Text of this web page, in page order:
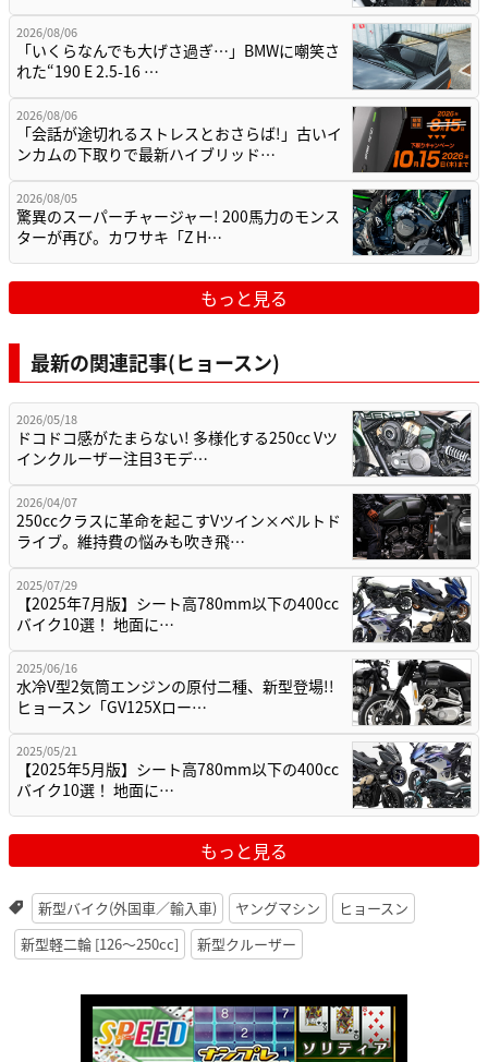
2026/08/06
「いくらなんでも大げさ過ぎ…」BMWに嘲笑さ
れた“190 E 2.5-16 …
2026/08/06
「会話が途切れるストレスとおさらば!」古いイ
ンカムの下取りで最新ハイブリッド…
2026/08/05
驚異のスーパーチャージャー! 200馬力のモンス
ターが再び。カワサキ「Z H…
もっと見る
最新の関連記事(ヒョースン)
2026/05/18
ドコドコ感がたまらない! 多様化する250cc Vツ
インクルーザー注目3モデ…
2026/04/07
250ccクラスに革命を起こすVツイン×ベルトド
ライブ。維持費の悩みも吹き飛…
2025/07/29
【2025年7月版】シート高780mm以下の400cc
バイク10選！ 地面に…
2025/06/16
水冷V型2気筒エンジンの原付二種、新型登場!!
ヒョースン「GV125Xロー…
2025/05/21
【2025年5月版】シート高780mm以下の400cc
バイク10選！ 地面に…
もっと見る
新型バイク(外国車／輸入車) ヤングマシン
ヒョースン
新型軽二輪 [126〜250cc]
新型クルーザー